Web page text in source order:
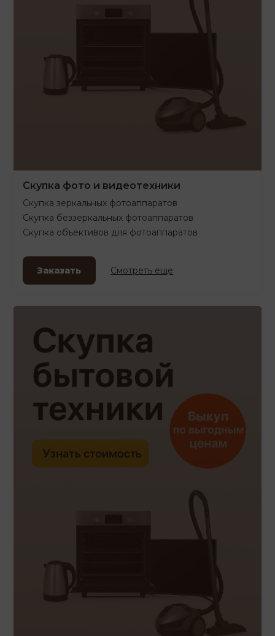
Скупка фото и видеотехники
Скупка зеркальных фотоаппаратов
Скупка беззеркальных фотоаппаратов
Скупка объективов для фотоаппаратов
Заказать Смотреть еще